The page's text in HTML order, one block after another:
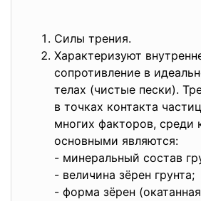
Силы трения.
Характеризуют
сопротивление в
телах (чистые пески).
в точках контакта
многих факторов, среди
основными являются:
- минеральный состав
- величина зёрен грунта;
- форма зёрен